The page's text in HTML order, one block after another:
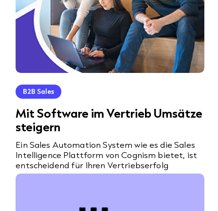
B2B Sales
Mit Software im Vertrieb Umsätze
steigern
Ein Sales Automation System wie es die Sales
Intelligence Plattform von Cognism bietet, ist
entscheidend für Ihren Vertriebserfolg